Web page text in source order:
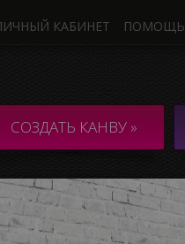
КАБИНЕТ ПОМОЩЬ
СОЗДАТЬ КАНВУ »
из 1 Фото